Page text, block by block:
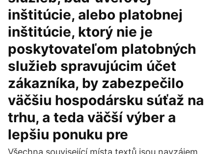
inštitúcie, alebo platobnej
inštitúcie, ktorý nie je
poskytovateľom platobných
služieb spravujúcim účet
zákazníka, by zabezpečilo
väčšiu hospodársku súťaž na
trhu, a teda väčší výber a
lepšiu ponuku pre
Všechna související místa textů jsou navzájem